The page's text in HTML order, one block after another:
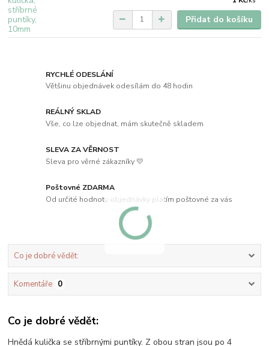
Přidat do košíku
RYCHLÉ ODESLÁNÍ
Většinu objednávek odesílám do 48 hodin
REÁLNÝ SKLAD
Vše, co lze objednat, mám skutečně skladem
SLEVA ZA VĚRNOST
Sleva pro věrné zákazníky 💛
Poštovné ZDARMA
Od určité hodnoty objednávky platím poštovné za vás
Co je dobré vědět:
Komentáře 0
Co je dobré vědět:
Hnědá kulička se stříbrnými puntíky. Z obou stran jsou po 4